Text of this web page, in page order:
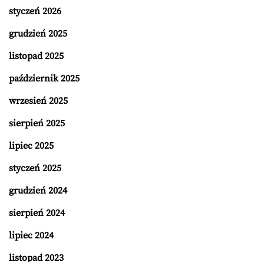
styczeń 2026
grudzień 2025
listopad 2025
październik 2025
wrzesień 2025
sierpień 2025
lipiec 2025
styczeń 2025
grudzień 2024
sierpień 2024
lipiec 2024
listopad 2023